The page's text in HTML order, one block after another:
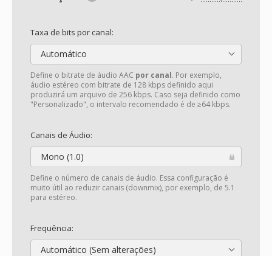
Taxa de bits por canal:
Automático
Define o bitrate de áudio AAC por canal. Por exemplo,
áudio estéreo com bitrate de 128 kbps definido aqui
produzirá um arquivo de 256 kbps. Caso seja definido como
"Personalizado", o intervalo recomendado é de ≥64 kbps.
Canais de Áudio:
Mono (1.0)
Define o número de canais de áudio. Essa configuração é
muito útil ao reduzir canais (downmix), por exemplo, de 5.1
para estéreo.
Frequência:
Automático (Sem alterações)